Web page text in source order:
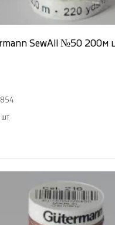
SewAll №50 200м
шт